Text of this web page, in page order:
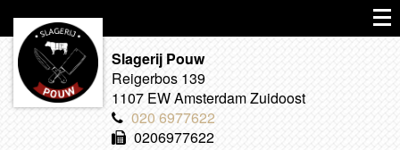
Slagerij Pouw
Reigerbos 139
1107 EW Amsterdam Zuidoost
020 6977622
0206977622